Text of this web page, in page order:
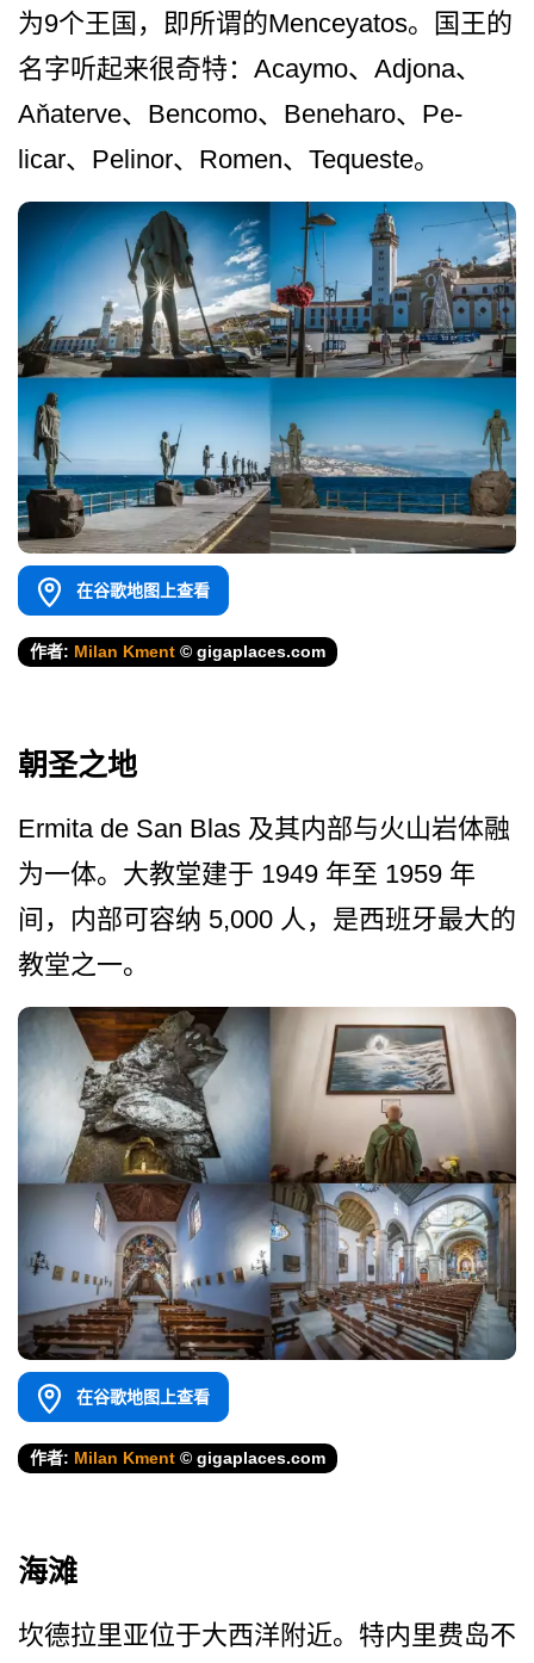
为9个王国，­即所谓的Menceyatos。国王的
名字听起来­很奇特：Acaymo、Ad­jona、
Aňaterve、Ben­como、Beneharo、Pe­
licar、Pelinor、Ro­men、Tequeste。
在谷歌地图上查看
作者: Milan Kment © gigaplaces.com
朝圣之地
Ermita de San Blas 及其内部与火山岩体融
为一体。大教堂建于 1949 年至 1959 年
间，内部可容纳 5,000 人，是西班牙最大的
教堂之一。
在谷歌地图上查看
作者: Milan Kment © gigaplaces.com
海滩
坎德拉里亚位于大西洋附近。­特内里费岛不